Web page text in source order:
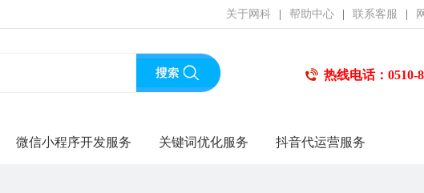
关于网科 帮助中心 联系客服
热线电话：0510-
微信小程序开发服务 关键词优化服务 抖音代运营服务